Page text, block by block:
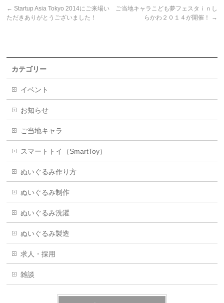
← Startup Asia Tokyo 2014にご来場い
ただきありがとうございました！
ご当地キャラこども夢フェスタｉｎし
らかわ２０１４が開催！
→
カテゴリー
イベント
お知らせ
ご当地キャラ
スマートトイ（SmartToy）
ぬいぐるみ作り方
ぬいぐるみ制作
ぬいぐるみ洗濯
ぬいぐるみ製造
求人・採用
雑談